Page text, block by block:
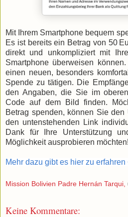
Mit Ihrem Smartphone bequem
Es ist bereits ein Betrag von 50
direkt und unkompliziert mit
Smartphone überweisen
einen neuen, besonders
Spende zu tätigen. Die
den Angaben, die Sie im
Code auf dem Bild finden.
Betrag spenden, können Sie den
den untenstehenden Link
Dank für Ihre Unterstützung
Möglichkeit ausprobieren möchten!
Mehr dazu gibt es hier zu erfahren
Mission Bolivien Padre Hernán Tarqui,
Keine Kommentare: